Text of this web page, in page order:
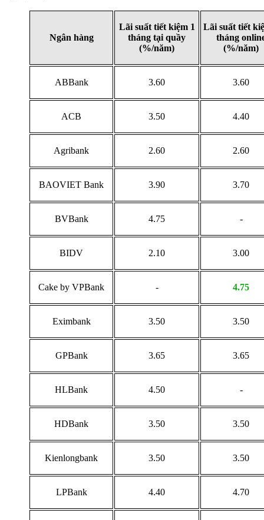
Ngân hàng
Lãi suất tiết kiệm 1
tháng tại quầy
(%/năm)
Lãi suất tiết
tháng
(%/năm)
ABBank 3.60 3.60
ACB 3.50 4.40
Agribank 2.60 2.60
BAOVIET Bank 3.90 3.70
BVBank 4.75 -
BIDV 2.10 3.00
Cake by VPBank - 4.75
Eximbank 3.50 3.50
GPBank 3.65 3.65
HLBank 4.50 -
HDBank 3.50 3.50
Kienlongbank 3.50 3.50
LPBank 4.40 4.70